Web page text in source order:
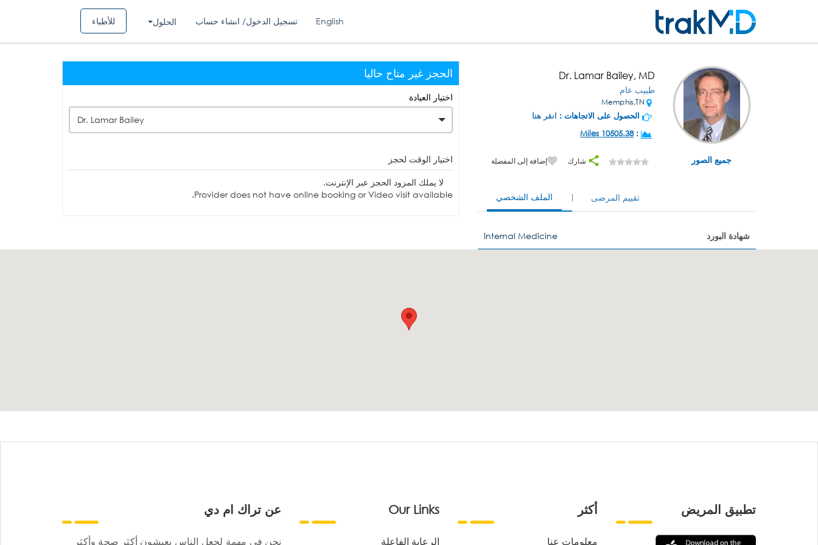
للأطباء الحلول تسجيل الدخول/ انشاء حساب English
جميع الصور
Dr. Lamar Bailey, MD
طبيب عام
الحصول على الاتجاهات : انقر هنا
:
10505.38 Miles
شارك إضافة إلى المفضلة
الملف الشخصي تقييم المرضى
شهادة البورد Internal Medicine
الحجز غير متاح حاليا
اختيار العيادة
Dr. Lamar Bailey
اختيار الوقت لحجز
لا يملك المزود الحجز عبر الإنترنت.
Provider does not have online booking or Video visit available.
عن تراك ام دي
نحن في مهمة لجعل الناس يعيشون أكثر صحة وأكثر
Our Links
الرعاية الفاعلة
أكثر
معلومات عنا
تطبيق المريض